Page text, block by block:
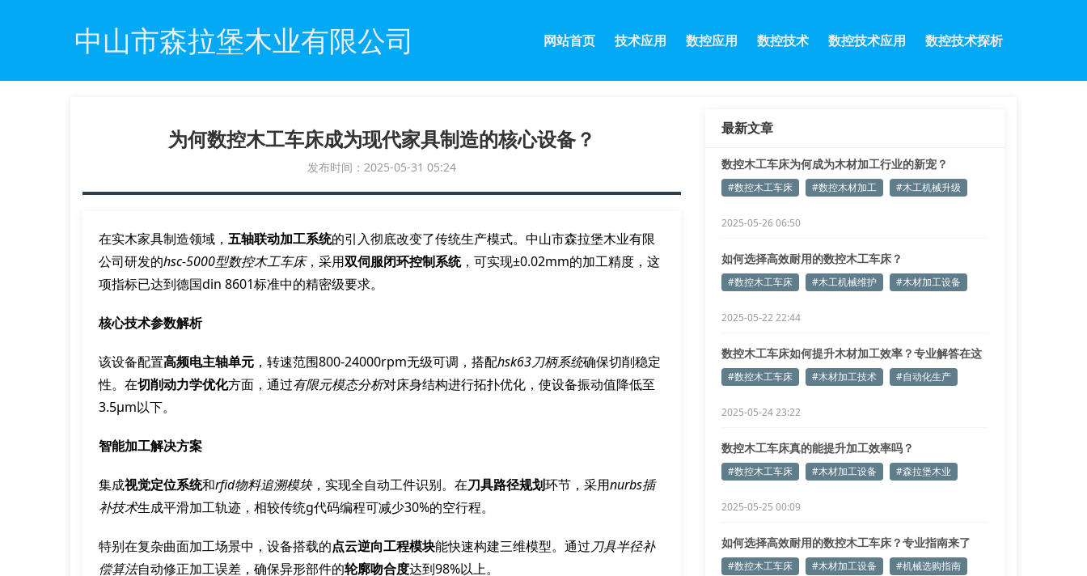
中山市森拉堡木业有限公司 网站首页 技术应用 数控应用 数控技术 数控技术应用 数控技术探析
为何数控木工车床成为现代家具制造的核心设备？
发布时间：2025-05-31 05:24
在实木家具制造领域， 五轴联动加工系统的引入彻底改变了传统生产模式。中山市森拉堡木业有限
公司研发的hsc-5000型数控木工车床，采用双伺服闭环控制系统，可实现±0.02mm的加工精度，这
项指标已达到德国din 8601标准中的精密级要求。
核心技术参数解析
该设备配置高频电主轴单元 ，转速范围800-24000rpm无级可调，搭配hsk63刀柄系统确保切削稳定
性。在切削动力学优化方面，通过有限元模态分析对床身结构进行拓扑优化，使设备振动值降低至
3.5μm以下。
智能加工解决方案
集成视觉定位系统和rfid物料追溯模块，实现全自动工件识别。在刀具路径规划环节，采用nurbs插
补技术生成平滑加工轨迹，相较传统g代码编程可减少30%的空行程。
特别在复杂曲面加工场景中，设备搭载的点云逆向工程模块能快速构建三维模型。通过刀具半径补
偿算法自动修正加工误差，确保异形部件的轮廓吻合度达到98%以上。
最新文章
数控木工车床为何成为木材加工行业的新宠？
#数控木工车床 #数控木材加工 #木工机械升级
2025-05-26 06:50
如何选择高效耐用的数控木工车床？
#数控木工车床 #木工机械维护 #木材加工设备
2025-05-22 22:44
数控木工车床如何提升木材加工效率？专业解答在这
里#数控木工车床 #木材加工技术 #自动化生产
2025-05-24 23:22
数控木工车床真的能提升加工效率吗？
#数控木工车床 #木材加工设备 #森拉堡木业
2025-05-25 00:09
如何选择高效耐用的数控木工车床？专业指南来了
#数控木工车床 #木材加工设备 #机械选购指南